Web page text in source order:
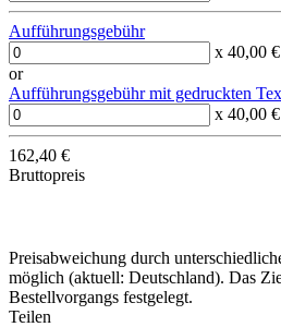
Aufführungsgebühr
x 40,00 €
or
Aufführungsgebühr mit gedruckten
x 40,00 €
162,40 €
Bruttopreis
Preisabweichung durch
möglich (aktuell: Deutschland). Das
Bestellvorgangs festgelegt.
Teilen